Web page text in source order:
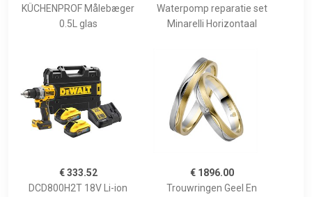
KÜCHENPROF Målebæger
0.5L glas
Waterpomp reparatie set
Minarelli Horizontaal
€ 333.52
DCD800H2T 18V Li-ion
€ 1896.00
Trouwringen Geel En